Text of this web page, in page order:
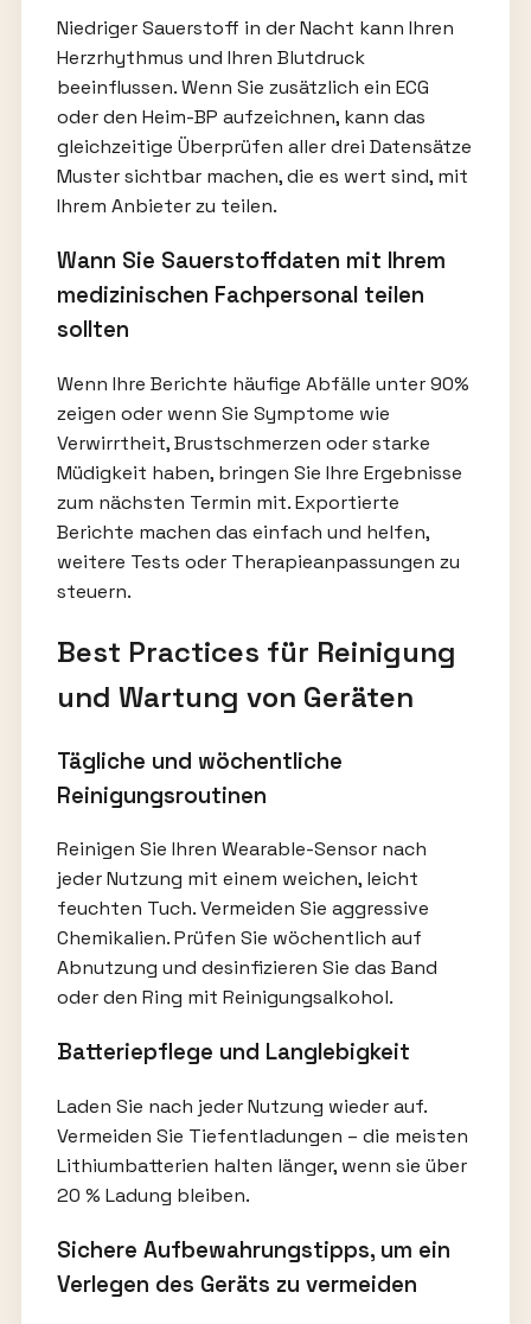
Niedriger Sauerstoff in der Nacht kann Ihren
Herzrhythmus und Ihren Blutdruck
beeinflussen. Wenn Sie zusätzlich ein ECG
oder den Heim-BP aufzeichnen, kann das
gleichzeitige Überprüfen aller drei Datensätze
Muster sichtbar machen, die es wert sind, mit
Ihrem Anbieter zu teilen.
Wann Sie Sauerstoffdaten mit Ihrem
medizinischen Fachpersonal teilen
sollten
Wenn Ihre Berichte häufige Abfälle unter 90%
zeigen oder wenn Sie Symptome wie
Verwirrtheit, Brustschmerzen oder starke
Müdigkeit haben, bringen Sie Ihre Ergebnisse
zum nächsten Termin mit. Exportierte
Berichte machen das einfach und helfen,
weitere Tests oder Therapieanpassungen zu
steuern.
Best Practices für Reinigung
und Wartung von Geräten
Tägliche und wöchentliche
Reinigungsroutinen
Reinigen Sie Ihren Wearable-Sensor nach
jeder Nutzung mit einem weichen, leicht
feuchten Tuch. Vermeiden Sie aggressive
Chemikalien. Prüfen Sie wöchentlich auf
Abnutzung und desinfizieren Sie das Band
oder den Ring mit Reinigungsalkohol.
Batteriepflege und Langlebigkeit
Laden Sie nach jeder Nutzung wieder auf.
Vermeiden Sie Tiefentladungen – die meisten
Lithiumbatterien halten länger, wenn sie über
20 % Ladung bleiben.
Sichere Aufbewahrungstipps, um ein
Verlegen des Geräts zu vermeiden